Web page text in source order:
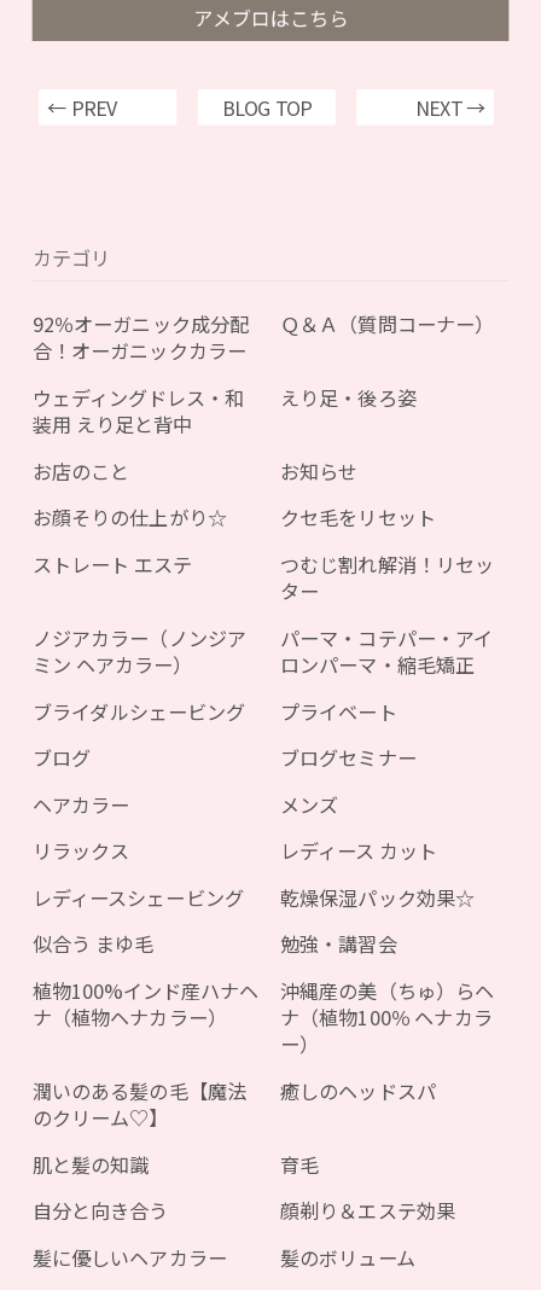
アメブロはこちら
← PREV BLOG TOP NEXT →
カテゴリ
92％オーガニック成分配
合！オーガニックカラー
Ｑ＆Ａ（質問コーナー）
ウェディングドレス・和
装用 えり足と背中
えり足・後ろ姿
お店のこと
お知らせ
お顔そりの仕上がり☆
クセ毛をリセット
ストレート エステ
つむじ割れ解消！リセッ
ター
ノジアカラー（ノンジア
ミン ヘアカラー）
パーマ・コテパー・アイ
ロンパーマ・縮毛矯正
ブライダルシェービング
プライベート
ブログ
ブログセミナー
ヘアカラー
メンズ
リラックス
レディース カット
レディースシェービング
乾燥保湿パック効果☆
似合う まゆ毛
勉強・講習会
植物100%インド産ハナヘ
ナ（植物ヘナカラー）
沖縄産の美（ちゅ）らヘ
ナ（植物100％ ヘナカラ
ー）
潤いのある髪の毛【魔法
のクリーム♡】
癒しのヘッドスパ
肌と髪の知識
育毛
自分と向き合う
顔剃り＆エステ効果
髪に優しいヘアカラー
髪のボリューム